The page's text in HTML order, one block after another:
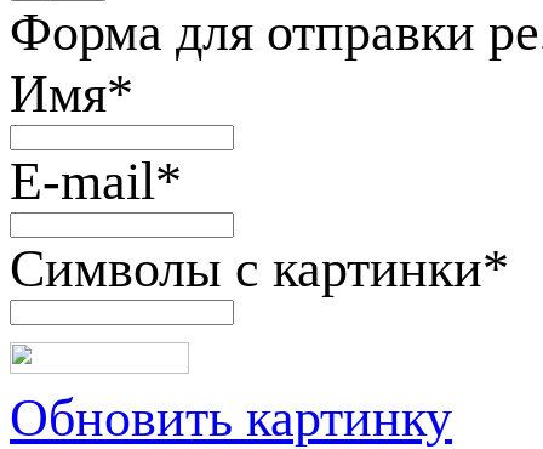
Форма для отправки
Имя*
E-mail*
Символы с картинки*
Обновить картинку